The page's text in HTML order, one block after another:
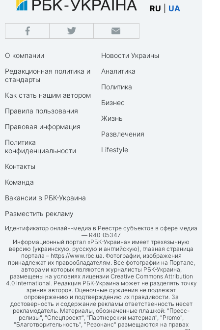
RU UA
О компании
Редакционная политика и
стандарты
Как стать нашим автором
Правила пользования
Правовая информация
Политика
конфиденциальности
Контакты
Команда
Вакансии в РБК-Украина
Разместить рекламу
Новости Украины
Аналитика
Политика
Бизнес
Жизнь
Развлечения
Lifestyle
Идентификатор онлайн-медиа в Реестре субъектов в сфере медиа
— R40-05347
Информационный портал «РБК-Украина» имеет трехязычную
версию (украинскую, русскую и английскую), главная страница
портала – https://www.rbc.ua. Фотографии, изображения
принадлежат их правообладателям. Все фотографии на Портале,
авторами которых являются журналисты РБК-Украина,
размещены на условиях лицензии Creative Commons Attribution
4.0 International. Редакция РБК-Украина может не разделять точку
зрения авторов. Оценочные суждения не подлежат
опровержению и подтверждению их правдивости. За
достоверность и содержание рекламы ответственность несет
рекламодатель. Материалы, обозначенные плашкой: "Пресс-
релизы", "Спецпроект", "Партнерский материал", "Promo",
"Благотворительность", "Резонанс" размещаются на правах